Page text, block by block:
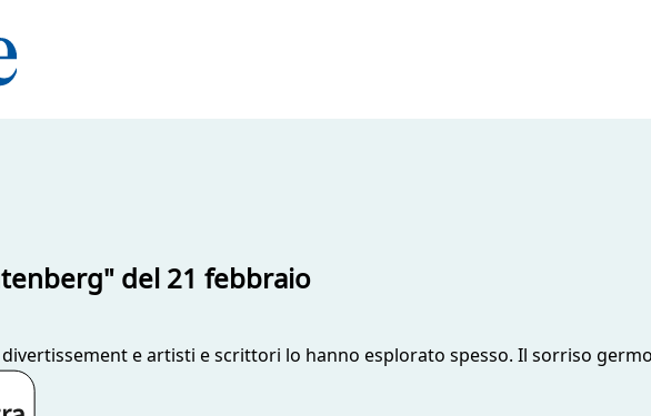
del 21 febbraio
e artisti e scrittori lo hanno esplorato spesso. Il sorriso